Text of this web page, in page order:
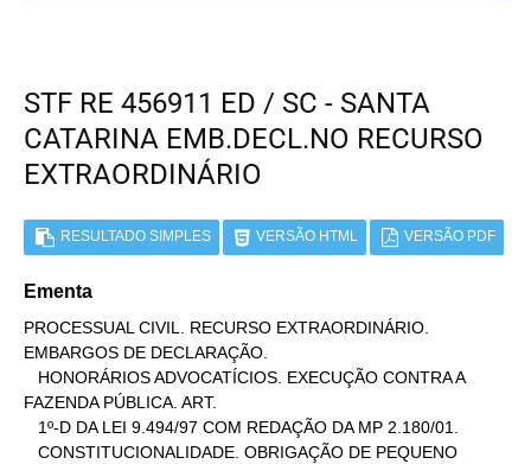
STF RE 456911 ED / SC - SANTA
CATARINA EMB.DECL.NO RECURSO
EXTRAORDINÁRIO
RESULTADO SIMPLES VERSÃO HTML VERSÃO PDF
Ementa
PROCESSUAL CIVIL. RECURSO EXTRAORDINÁRIO.
EMBARGOS DE DECLARAÇÃO.
FAZENDA PÚBLICA. ART.